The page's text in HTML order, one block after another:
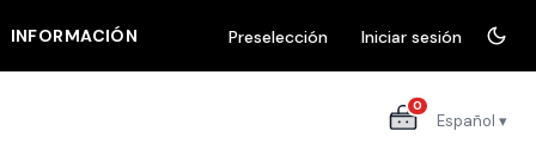
INFORMACIÓN Preselección Iniciar sesión
0
Español ▾